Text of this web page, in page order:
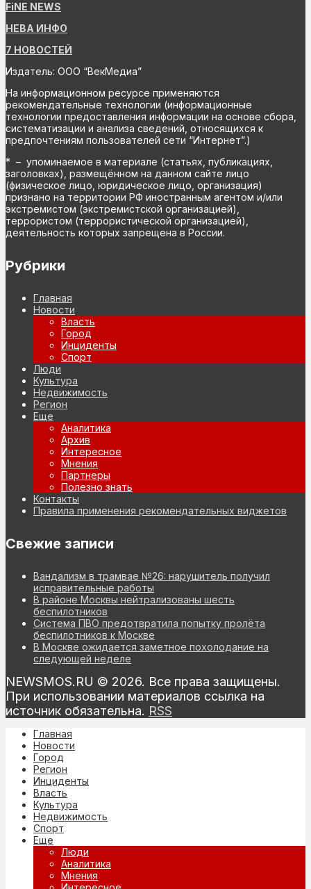
FiNE NEWS
НЕВА ИНФО
7 НОВОСТЕЙ
Издатель: ООО “ВекМедиа”
На информационном ресурсе применяются
рекомендательные технологии (информационные
технологии предоставления информации на основе сбора,
систематизации и анализа сведений, относящихся к
предпочтениям пользователей сети “Интернет”.)
* – упоминаемое в материале (статьях, публикациях,
заголовках), размещённом на данном сайте лицо
(физическое лицо, юридическое лицо, организация)
признано на территории РФ иностранным агентом и/или
экстремистом (экстремистской организацией),
террористом (террористической организацией),
деятельность которых запрещена в России.
Рубрики
Главная
Новости
Власть
Город
Инциденты
Спорт
Люди
Культура
Недвижимость
Регион
Еще
Аналитика
Архив
Интересное
Мнения
Партнеры
Полезно знать
Контакты
Правила применения рекомендательных виджетов
Свежие записи
Вандализм в трамвае №26: нарушитель получил
исправительные работы
В районе Москвы нейтрализованы шесть
беспилотников
Система ПВО предотвратила попытку пролёта
беспилотников к Москве
В Москве ожидается заметное похолодание на
следующей неделе
NEWSMOS.RU © 2026. Все права защищены.
При использовании материалов ссылка на
источник обязательна. RSS
Главная
Новости
Город
Регион
Инциденты
Власть
Культура
Недвижимость
Спорт
Еще
Люди
Аналитика
Мнения